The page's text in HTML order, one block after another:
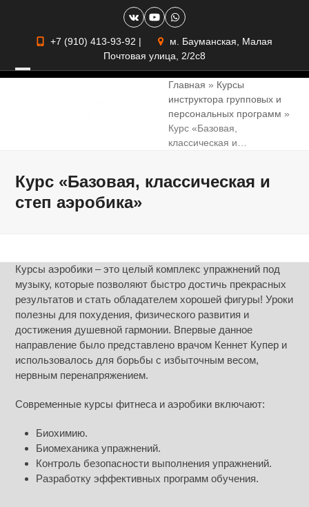
VK YouTubeWhatsapp
+7 (910) 413-93-92 |
м. Бауманская, Малая
Почтовая улица, 2/2с8
Главная » Курсы
инструктора групповых и
персональных программ »
Курс «Базовая,
классическая и…
Курс «Базовая, классическая и
степ аэробика»
Курсы аэробики – это целый комплекс упражнений под
музыку, которые позволяют быстро достичь прекрасных
результатов и стать обладателем хорошей фигуры! Уроки
полезны для похудения, физического развития и
достижения душевной гармонии. Впервые данное
направление было представлено врачом Кеннет Купер и
использовалось для борьбы с избыточным весом,
нервным перенапряжением.
Современные курсы фитнеса и аэробики включают:
Биохимию.
Биомеханика упражнений.
Контроль безопасности выполнения упражнений.
Разработку эффективных программ обучения.